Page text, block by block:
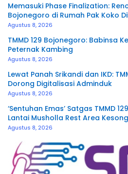
Memasuki Phase Finalization:
Bojonegoro di Rumah Pak Koko
Agustus 8, 2026
TMMD 129 Bojonegoro: Babinsa
Peternak Kambing
Agustus 8, 2026
Lewat Panah Srikandi dan IKD:
Dorong Digitalisasi Adminduk
Agustus 8, 2026
‘Sentuhan Emas’ Satgas TMMD
Lantai Musholla Rest Area
Agustus 8, 2026